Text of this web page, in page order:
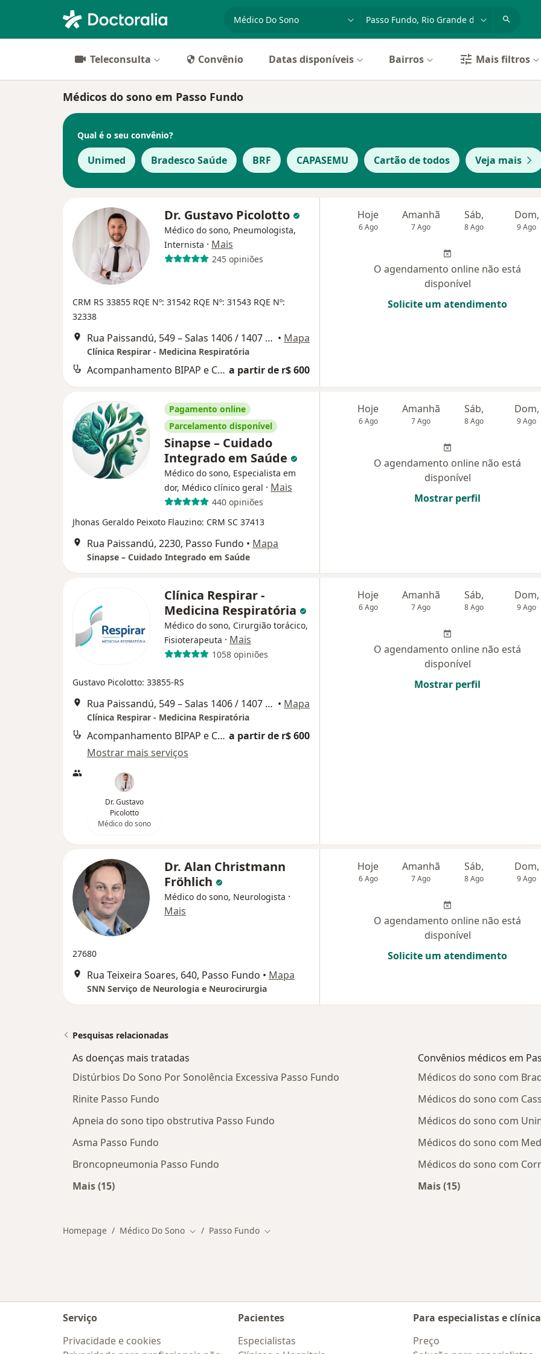
especialidade, doença ou nome
Teleconsulta Convênio Datas disponíveis Bairros Mais filtros
Médicos do sono em Passo Fundo
Qual é o seu convênio?
Unimed Bradesco Saúde BRF CAPASEMU Cartão de todos Veja mais
Dr. Gustavo Picolotto
Médico do sono, Pneumologista,
Internista · Mais
245 opiniões
CRM RS 33855 RQE Nº: 31542 RQE Nº: 31543 RQE Nº:
32338
Rua Paissandú, 549 – Salas 1406 / 1407 / 1408 – Edifício Medicity Tower, Passo Fundo • Mapa
Clínica Respirar - Medicina Respiratória
Acompanhamento BIPAP e CPAP a partir de r$ 600
Hoje
6 Ago
Amanhã
7 Ago
Sáb,
8 Ago
Dom,
9 Ago
O agendamento online não está
disponível
Solicite um atendimento
Pagamento online
Parcelamento disponível
Sinapse – Cuidado
Integrado em Saúde
Médico do sono, Especialista em
dor, Médico clínico geral · Mais
440 opiniões
Jhonas Geraldo Peixoto Flauzino: CRM SC 37413
Rua Paissandú, 2230, Passo Fundo • Mapa
Sinapse – Cuidado Integrado em Saúde
Hoje
6 Ago
Amanhã
7 Ago
Sáb,
8 Ago
Dom,
9 Ago
O agendamento online não está
disponível
Mostrar perfil
Clínica Respirar -
Medicina Respiratória
Médico do sono, Cirurgião torácico,
Fisioterapeuta · Mais
1058 opiniões
Gustavo Picolotto: 33855-RS
Rua Paissandú, 549 – Salas 1406 / 1407 / 1408 – Edifício Medicity Tower, Passo Fundo • Mapa
Clínica Respirar - Medicina Respiratória
Acompanhamento BIPAP e CPAP a partir de r$ 600
Mostrar mais serviços
Dr. Gustavo
Picolotto
Médico do sono
Hoje
6 Ago
Amanhã
7 Ago
Sáb,
8 Ago
Dom,
9 Ago
O agendamento online não está
disponível
Mostrar perfil
Dr. Alan Christmann
Fröhlich
Médico do sono, Neurologista ·
Mais
27680
Rua Teixeira Soares, 640, Passo Fundo • Mapa
SNN Serviço de Neurologia e Neurocirurgia
Hoje
6 Ago
Amanhã
7 Ago
Sáb,
8 Ago
Dom,
9 Ago
O agendamento online não está
disponível
Solicite um atendimento
Pesquisas relacionadas
As doenças mais tratadas
Distúrbios Do Sono Por Sonolência Excessiva Passo Fundo
Rinite Passo Fundo
Apneia do sono tipo obstrutiva Passo Fundo
Asma Passo Fundo
Broncopneumonia Passo Fundo
Mais (15)
Convênios médicos em
Médicos do sono com
Médicos do sono com
Médicos do sono com
Médicos do sono com
Médicos do sono com
Mais (15)
Homepage Médico Do Sono Mudar de cidade
Passo Fundo Mudar de cidade
Serviço
Privacidade e cookies
Pacientes
Especialistas
Para especialistas e
Preço